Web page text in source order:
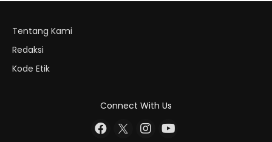
Tentang Kami
Redaksi
Kode Etik
Connect With Us